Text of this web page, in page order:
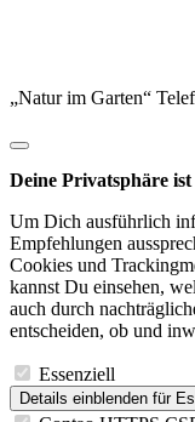
„Natur im Garten“
Deine Privatsphäre
Um Dich ausführlich
Empfehlungen
Cookies und
kannst Du einsehen,
auch durch
entscheiden, ob und
Essenziell
Details einblenden für